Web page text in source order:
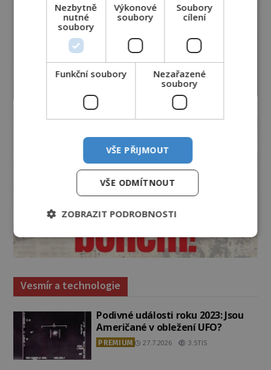
Vesmír a technologie
Podivné události roku 2023: Jsou
Američané v obležení UFO?
PREMIUM 27.7.2026 3.5TIS
Nezbytně
nutné
soubory
Výkonové
soubory
Soubory
cílení
Funkční soubory
Nezařazené
soubory
VŠE PŘIJMOUT
VŠE ODMÍTNOUT
ZOBRAZIT PODROBNOSTI